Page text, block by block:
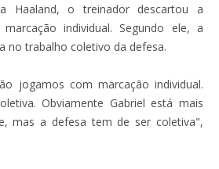
Haaland, o treinador descartou a
individual. Segundo ele, a
no trabalho coletivo da defesa.
jogamos com marcação individual.
Obviamente Gabriel está mais
mas a defesa tem de ser coletiva",